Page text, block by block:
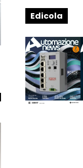
Edicola